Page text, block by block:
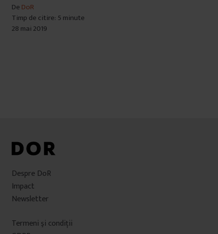
De DoR
Timp de citire: 5 minute
28 mai 2019
Despre DoR
Impact
Newsletter
Termeni şi condiţii